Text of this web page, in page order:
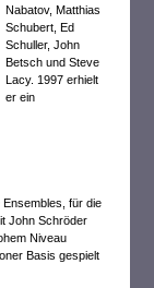
Nabatov, Matthias
Schubert, Ed
Schuller, John
Betsch und Steve
Lacy. 1997 erhielt
er ein
für die
John Schröder
Niveau
Basis gespielt